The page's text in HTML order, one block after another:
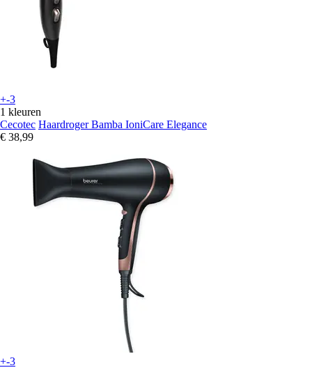
+-3
1 kleuren
Cecotec Haardroger Bamba IoniCare Elegance
€ 38,99
+-3